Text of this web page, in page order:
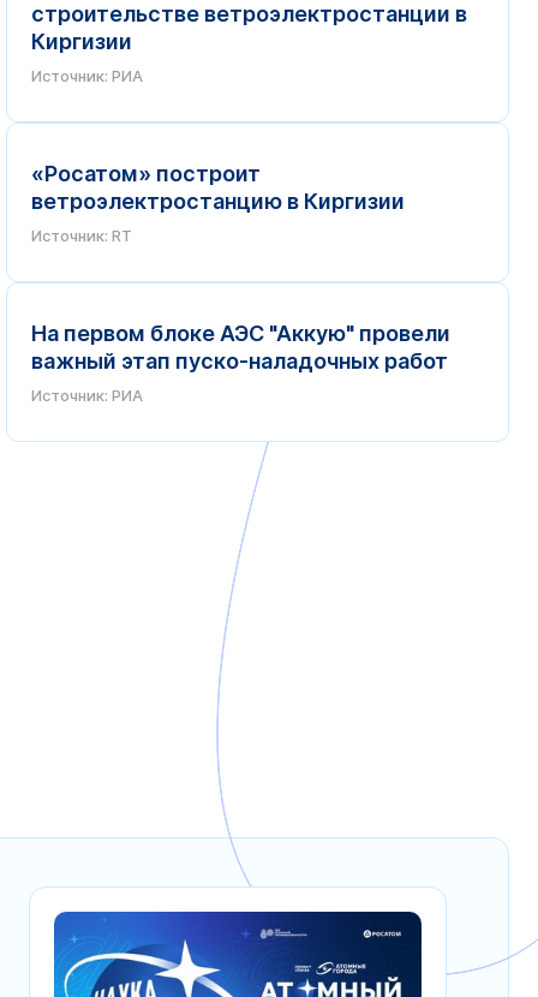
строительстве ветроэлектростанции в
Киргизии
Источник: РИА
«Росатом» построит
ветроэлектростанцию в Киргизии
Источник: RT
На первом блоке АЭС "Аккую" провели
важный этап пуско-наладочных работ
Источник: РИА